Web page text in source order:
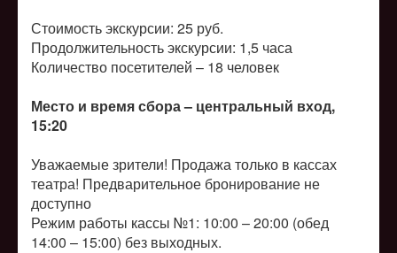
Стоимость экскурсии: 25 руб.
Продолжительность экскурсии: 1,5 часа
Количество посетителей – 18 человек
Место и время сбора – центральный вход,
15:20
Уважаемые зрители! Продажа только в кассах
театра! Предварительное бронирование не
доступно
Режим работы кассы №1: 10:00 – 20:00 (обед
14:00 – 15:00) без выходных.